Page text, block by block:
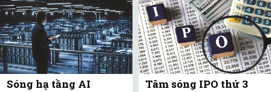
Sóng hạ tầng AI Tâm sóng IPO thứ 3